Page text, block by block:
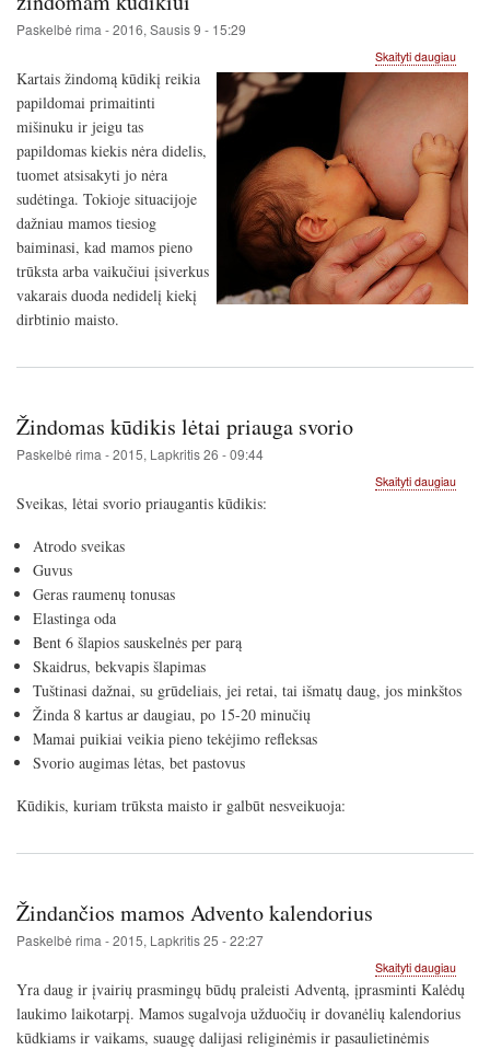
Paskelbė rima -2016, Sausis 9 - 15:29
Skaityti daugiauapie
Kaip
Kartais žindomą kūdikį reikia
papildomai primaitinti
mišinuku ir jeigu tas
papildomas kiekis nėra didelis,
tuomet atsisakyti jo nėra
sudėtinga. Tokioje situacijoje
dažniau mamos tiesiog
baiminasi, kad mamos pieno
trūksta arba vaikučiui įsiverkus
vakarais duoda nedidelį kiekį
dirbtinio maisto.
Žindomas kūdikis lėtai priauga svorio
Paskelbė rima -2015, Lapkritis 26 - 09:44
Skaityti daugiauapie
Sveikas, lėtai svorio priaugantis kūdikis:
Atrodo sveikas
Guvus
Geras raumenų tonusas
Elastinga oda
Bent 6 šlapios sauskelnės per parą
Skaidrus, bekvapis šlapimas
Tuštinasi dažnai, su grūdeliais, jei retai, tai išmatų daug, jos minkštos
Žinda 8 kartus ar daugiau, po 15-20 minučių
Mamai puikiai veikia pieno tekėjimo refleksas
Svorio augimas lėtas, bet pastovus
Kūdikis, kuriam trūksta maisto ir galbūt nesveikuoja:
Žindančios mamos Advento kalendorius
Paskelbė rima -2015, Lapkritis 25 - 22:27
Skaityti daugiauapie
Yra daug ir įvairių prasmingų būdų praleisti Adventą, įprasminti Kalėdų
laukimo laikotarpį. Mamos sugalvoja užduočių ir dovanėlių kalendorius
kūdkiams ir vaikams, suaugę dalijasi religinėmis ir pasaulietinėmis